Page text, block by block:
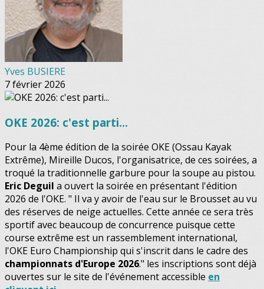
Yves BUSIERE
7 février 2026
OKE 2026: c'est parti...
Pour la 4ème édition de la soirée OKE (Ossau Kayak
Extrême), Mireille Ducos, l'organisatrice, de ces soirées, a
troqué la traditionnelle garbure pour la soupe au pistou.
Eric Deguil a ouvert la soirée en présentant l'édition
2026 de l'OKE. " Il va y avoir de l'eau sur le Brousset au vu
des réserves de neige actuelles. Cette année ce sera très
sportif avec beaucoup de concurrence puisque cette
course extrême est un rassemblement international,
l'OKE Euro Championship qui s'inscrit dans le cadre des
championnats d'Europe 2026." les inscriptions sont déjà
ouvertes sur le site de l'événement accessible en